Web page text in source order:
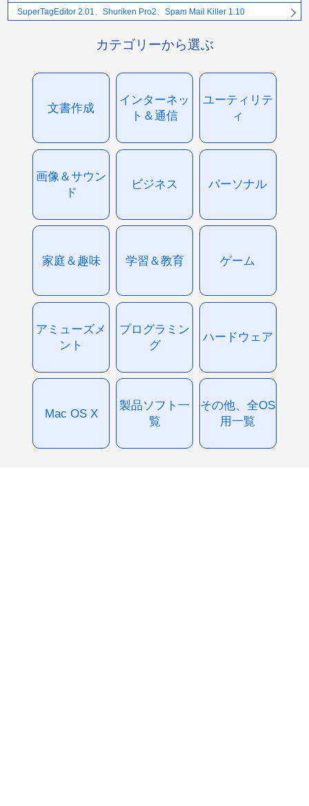
SuperTagEditor 2.01、Shuriken Pro2、Spam Mail Killer 1.10
カテゴリーから選ぶ
文書作成
インターネッ
ト＆通信
ユーティリテ
ィ
画像＆サウン
ド
ビジネス パーソナル
家庭＆趣味 学習＆教育 ゲーム
アミューズメ
ント
プログラミン
グ
ハードウェア
Mac OS X
製品ソフト一
覧
その他、全OS
用一覧